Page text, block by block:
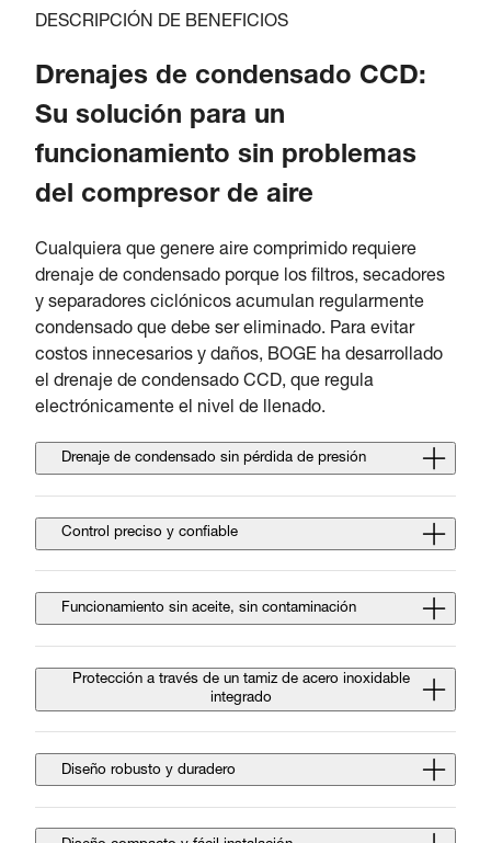
DESCRIPCIÓN DE BENEFICIOS
Drenajes de condensado CCD:
Su solución para un
funcionamiento sin problemas
del compresor de aire
Cualquiera que genere aire comprimido requiere
drenaje de condensado porque los filtros, secadores
y separadores ciclónicos acumulan regularmente
condensado que debe ser eliminado. Para evitar
costos innecesarios y daños, BOGE ha desarrollado
el drenaje de condensado CCD, que regula
electrónicamente el nivel de llenado.
Drenaje de condensado sin pérdida de presión
Control preciso y confiable
Funcionamiento sin aceite, sin contaminación
Protección a través de un tamiz de acero inoxidable
integrado
Diseño robusto y duradero